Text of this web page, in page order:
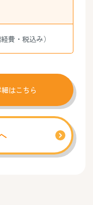
費・税込み）
はこちら